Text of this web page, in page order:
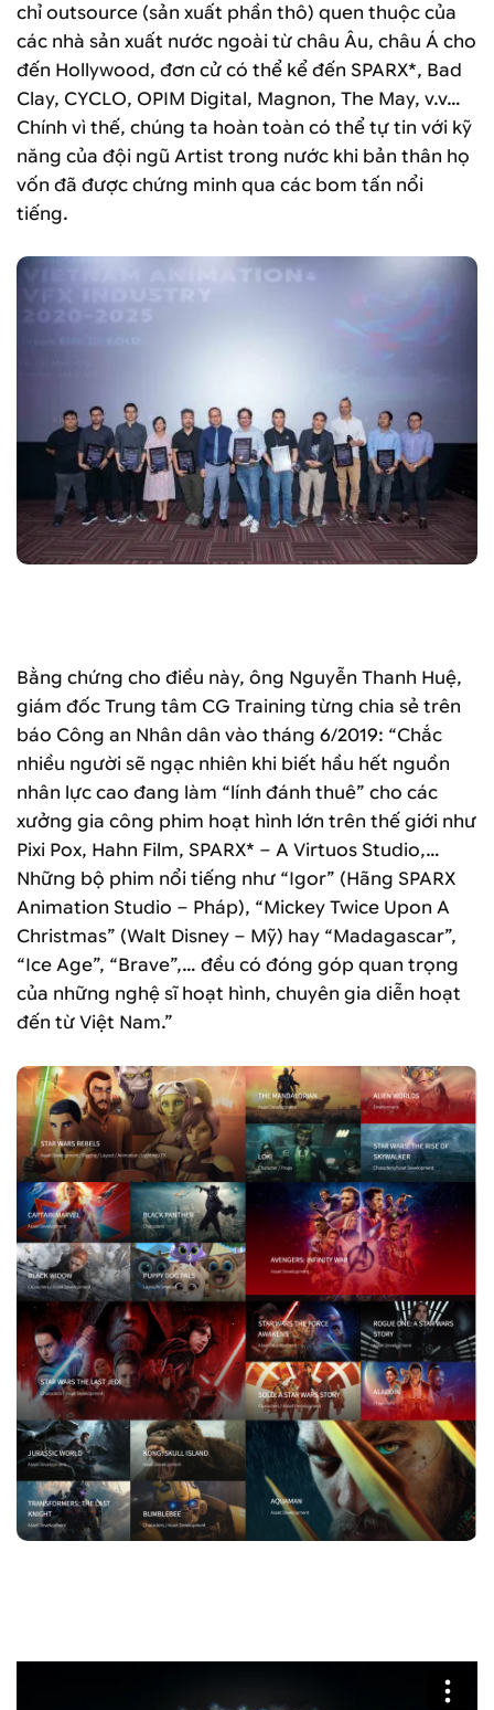
chỉ outsource (sản xuất phần thô) quen thuộc của
các nhà sản xuất nước ngoài từ châu Âu, châu Á cho
đến Hollywood, đơn cử có thể kể đến SPARX*, Bad
Clay, CYCLO, OPIM Digital, Magnon, The May, v.v…
Chính vì thế, chúng ta hoàn toàn có thể tự tin với kỹ
năng của đội ngũ Artist trong nước khi bản thân họ
vốn đã được chứng minh qua các bom tấn nổi
tiếng.
Bằng chứng cho điều này, ông Nguyễn Thanh Huệ,
giám đốc Trung tâm CG Training từng chia sẻ trên
báo Công an Nhân dân vào tháng 6/2019: “Chắc
nhiều người sẽ ngạc nhiên khi biết hầu hết nguồn
nhân lực cao đang làm “lính đánh thuê” cho các
xưởng gia công phim hoạt hình lớn trên thế giới như
Pixi Pox, Hahn Film, SPARX* – A Virtuos Studio,…
Những bộ phim nổi tiếng như “Igor” (Hãng SPARX
Animation Studio – Pháp), “Mickey Twice Upon A
Christmas” (Walt Disney – Mỹ) hay “Madagascar”,
“Ice Age”, “Brave”,… đều có đóng góp quan trọng
của những nghệ sĩ hoạt hình, chuyên gia diễn hoạt
đến từ Việt Nam.”